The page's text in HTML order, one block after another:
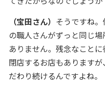
（宝田さん） そうですね
の職人さんがずっと同じ
ありません。残念なこと
閉店するお店もあります
だわり続けるんですよね。